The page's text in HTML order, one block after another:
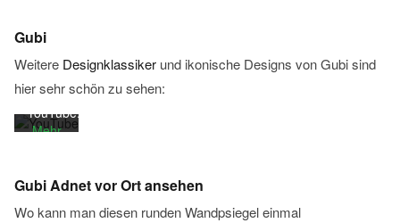
Gubi
Weitere Designklassiker und ikonische Designs von Gubi sind
hier sehr schön zu sehen:
akzeptieren
Sie die
Datenschutzerklärung
von
YouTube.
Mehr
Video
Gubi Adnet vor Ort ansehen
Wo kann man diesen runden Wandpsiegel einmal